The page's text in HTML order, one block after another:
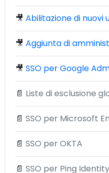
🎥 Abilitazione di nuovi
🎥 Aggiunta di
🎥 SSO per Google
📄 Liste di esclusione
📄 SSO per Microsoft
📄 SSO per OKTA
📄 SSO per Ping Identity